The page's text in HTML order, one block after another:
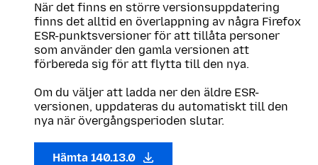
När det finns en större versionsuppdatering
finns det alltid en överlappning av några Firefox
ESR-punktsversioner för att tillåta personer
som använder den gamla versionen att
förbereda sig för att flytta till den nya.
Om du väljer att ladda ner den äldre ESR-
versionen, uppdateras du automatiskt till den
nya när övergångsperioden slutar.
Hämta 140.13.0